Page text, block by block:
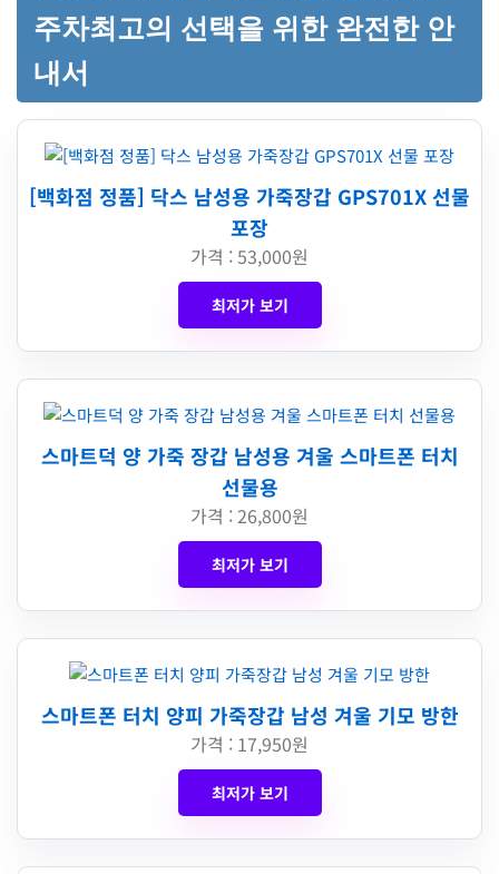
주차최고의 선택을 위한 완전한 안
내서
[백화점 정품] 닥스 남성용 가죽장갑 GPS701X 선물
포장
가격 : 53,000원
최저가 보기
스마트덕 양 가죽 장갑 남성용 겨울 스마트폰 터치
선물용
가격 : 26,800원
최저가 보기
스마트폰 터치 양피 가죽장갑 남성 겨울 기모 방한
가격 : 17,950원
최저가 보기